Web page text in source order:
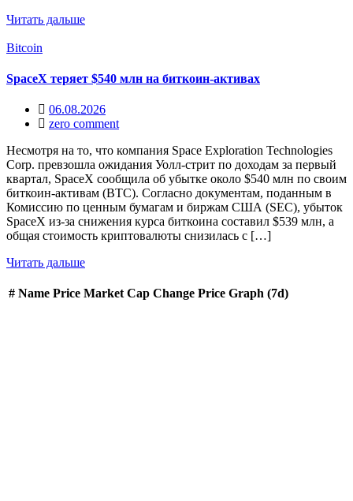
Читать дальше
Bitcoin
SpaceX теряет $540 млн на биткоин-активах
06.08.2026
zero comment
Несмотря на то, что компания Space Exploration Technologies
Corp. превзошла ожидания Уолл-стрит по доходам за первый
квартал, SpaceX сообщила об убытке около $540 млн по своим
биткоин-активам (BTC). Согласно документам, поданным в
Комиссию по ценным бумагам и биржам США (SEC), убыток
SpaceX из-за снижения курса биткоина составил $539 млн, а
общая стоимость криптовалюты снизилась с […]
Читать дальше
# Name Price Market Cap Change Price Graph (7d)